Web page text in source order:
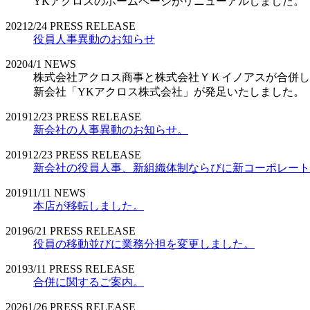
2021 2/24 PRESS RELEASE
役員人事異動のお知らせ
20204/1 NEWS
株式会社アクロス商事と株式会社ＹＫイノアスが合併し
新会社「YKアクロス株式会社」が発足いたしました。
201912/23 PRESS RELEASE
新会社の人事異動のお知らせ。
201912/23 PRESS RELEASE
新会社の役員人事、新組織体制ならびに新コーポレート
201911/11 NEWS
本店が移転しました。
20196/21 PRESS RELEASE
役員の移動並びに業務分担を変更しました。
20193/11 PRESS RELEASE
合併に関するご案内。
20261/26 PRESS RELEASE